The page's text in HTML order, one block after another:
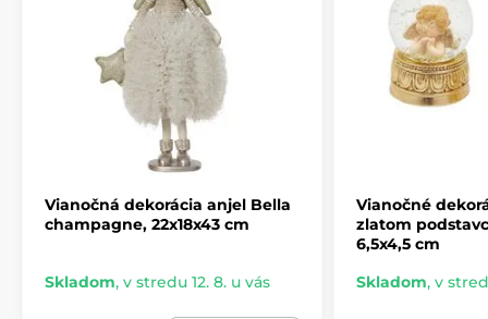
Vianočná dekorácia anjel Bella
champagne, 22x18x43 cm
Skladom, v stredu 12. 8. u vás
Vianočné
zlatom
6,5x4,5 cm
Skladom, v